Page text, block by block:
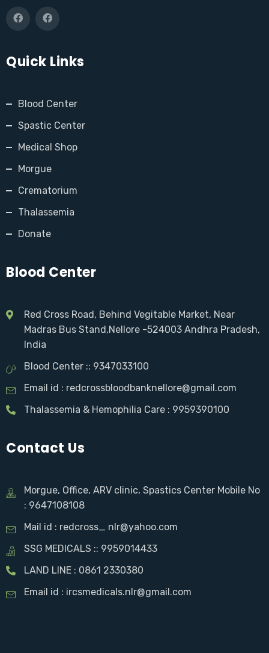
Quick Links
Blood Center
Spastic Center
Medical Shop
Morgue
Crematorium
Thalassemia
Donate
Blood Center
Red Cross Road, Behind Vegitable Market, Near
Madras Bus Stand,Nellore -524003 Andhra Pradesh,
India
Blood Center :: 9347033100
Email id : redcrossbloodbanknellore@gmail.com
Thalassemia & Hemophilia Care : 9959390100
Contact Us
Morgue, Office, ARV clinic, Spastics Center Mobile No
: 9647108108
Mail id : redcross_ nlr@yahoo.com
SSG MEDICALS :: 9959014433
LAND LINE : 0861 2330380
Email id : ircsmedicals.nlr@gmail.com